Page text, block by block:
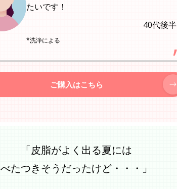
たいです！
40代後半
*洗浄による
ご購入はこちら
「皮脂がよく出る夏には
べたつきそうだったけど・・・」